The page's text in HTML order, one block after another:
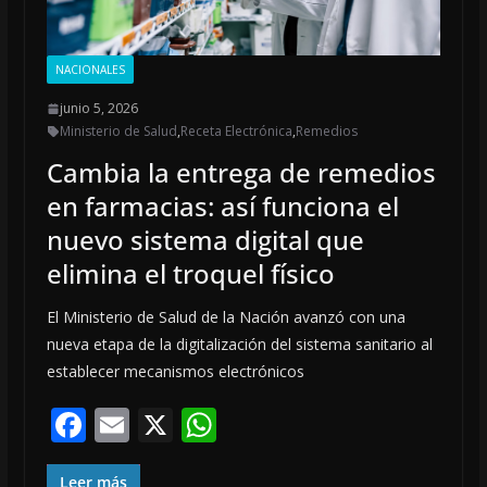
NACIONALES
junio 5, 2026
Ministerio de Salud,Receta Electrónica,Remedios
Cambia la entrega de remedios
en farmacias: así funciona el
nuevo sistema digital que
elimina el troquel físico
El Ministerio de Salud de la Nación avanzó con una
nueva etapa de la digitalización del sistema sanitario al
establecer mecanismos electrónicos
F
ac
E
m
X W
Leer más